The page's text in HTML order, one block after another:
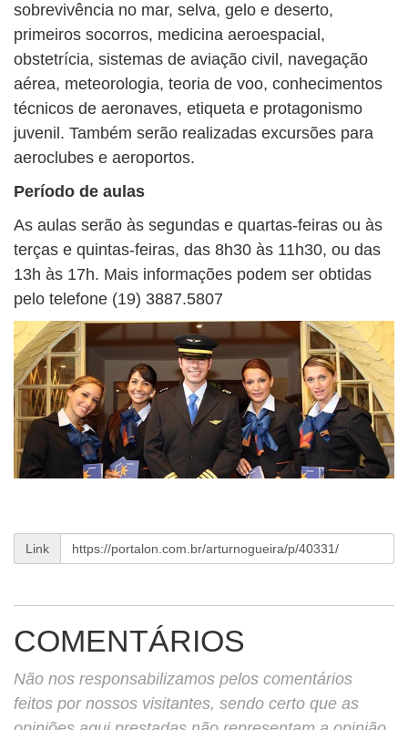
sobrevivência no mar, selva, gelo e deserto,
primeiros socorros, medicina aeroespacial,
obstetrícia, sistemas de aviação civil, navegação
aérea, meteorologia, teoria de voo, conhecimentos
técnicos de aeronaves, etiqueta e protagonismo
juvenil. Também serão realizadas excursões para
aeroclubes e aeroportos.
Período de aulas
As aulas serão às segundas e quartas-feiras ou às
terças e quintas-feiras, das 8h30 às 11h30, ou das
13h às 17h. Mais informações podem ser obtidas
pelo telefone (19) 3887.5807
Link
COMENTÁRIOS
Não nos responsabilizamos pelos comentários
feitos por nossos visitantes, sendo certo que as